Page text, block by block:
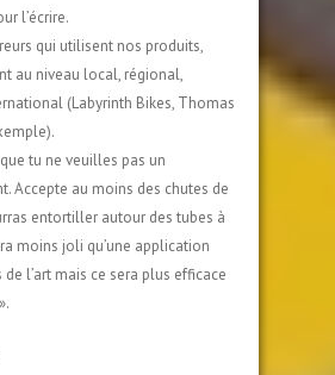
l’écrire.
qui utilisent nos produits,
au niveau local, régional,
(Labyrinth Bikes, Thomas
tu ne veuilles pas un
Accepte au moins des chutes de
entortiller autour des tubes à
moins joli qu’une application
l’art mais ce sera plus efficace